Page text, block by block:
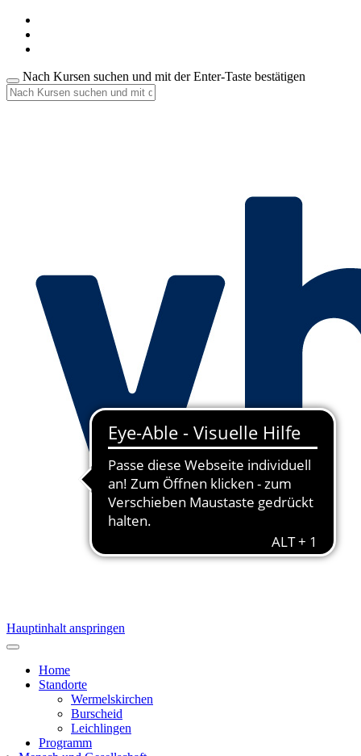
Nach Kursen suchen und mit der Enter-Taste bestätigen
Hauptinhalt anspringen
Home
Standorte
Wermelskirchen
Burscheid
Leichlingen
Programm